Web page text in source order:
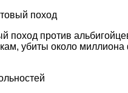
поход
против
убиты около